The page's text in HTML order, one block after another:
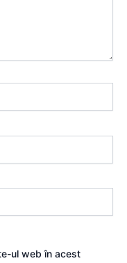
ul web în acest